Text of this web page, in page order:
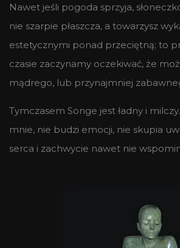
Nawet jeśli pogoda sprzyja,
nie szarpie płaszcza, a towarzysz
estetycznymi ponad przeciętną; to
czasie zaczynamy oczekiwać, że
mądrego, lub przynajmniej
Tymczasem Songe jest ładny i
mnie, nie budzi emocji, nie skupia
serca i zachwycie nawet nie